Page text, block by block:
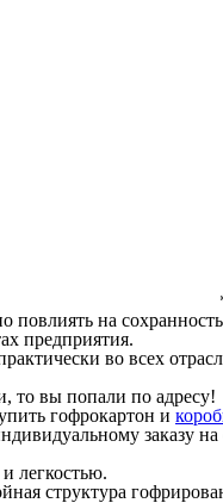
на
предприятия.
во всех
то вы попали по адресу!
гофрокартон и
заказу
легкостью.
структура